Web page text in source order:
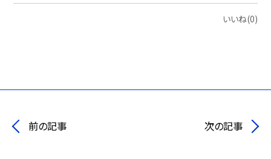
いいね(0)
前の記事 次の記事